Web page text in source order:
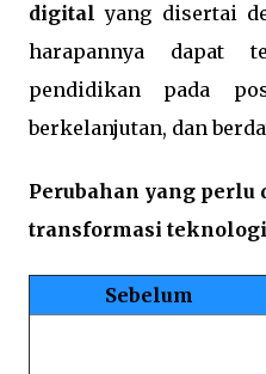
digital yang disertai
harapannya dapat
pendidikan pada
berkelanjutan, dan
Perubahan yang
transformasi teknologi
Sebelum